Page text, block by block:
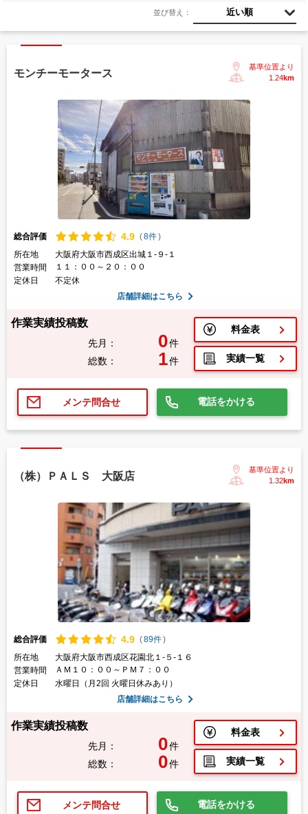
並び替え： 近い順
モンチーモータース
基準位置より
1.24km
総合評価 4.9 (8件)
所在地
大阪府大阪市西成区出城１-９-１
営業時間
１１：００～２０：００
定休日
不定休
店舗詳細はこちら
作業実績投稿数
先月： 0件
総数：
1件
料金表
実績一覧
メンテ問合せ 電話をかける
（株）ＰＡＬＳ 大阪店
基準位置より
1.32km
総合評価 4.9 (89件)
所在地
大阪府大阪市西成区花園北１-５-１６
営業時間
ＡＭ１０：００～ＰＭ７：００
定休日
水曜日（月2回 火曜日休みあり）
店舗詳細はこちら
作業実績投稿数
先月： 0件
総数：
0件
料金表
実績一覧
メンテ問合せ 電話をかける